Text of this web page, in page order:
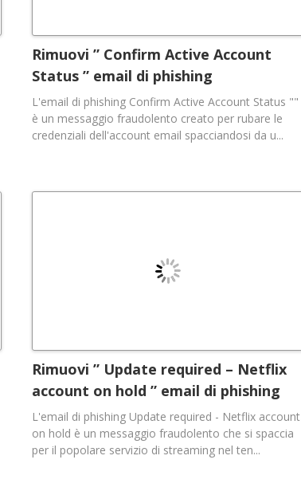
Rimuovi ” Confirm Active Account
Status ” email di phishing
L'email di phishing Confirm Active Account Status ""
è un messaggio fraudolento creato per rubare le
credenziali dell'account email spacciandosi da u...
Rimuovi ” Update required – Netflix
account on hold ” email di phishing
L'email di phishing Update required - Netflix account
on hold è un messaggio fraudolento che si spaccia
per il popolare servizio di streaming nel ten...